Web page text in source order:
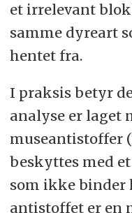
et irrelevant
samme dyreart
hentet fra.
I praksis betyr
analyse er laget
museantistoffer
beskyttes med
som ikke binder
antistoffet er en